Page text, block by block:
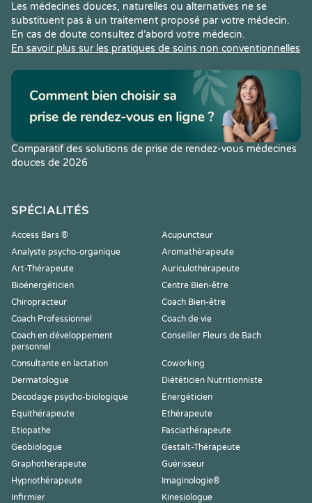
Les médecines douces, naturelles ou alternatives ne se
substituent pas à un traitement proposé par votre médecin.
En cas de doute consultez d’abord votre médecin.
En savoir plus sur les pratiques de soins non conventionnelles
Comparatif des solutions de prise de rendez-vous médecines
douces de 2026
SPÉCIALITÉS
Access Bars ®
Acupuncteur
Analyste psycho-organique
Aromathérapeute
Art-Thérapeute
Auriculothérapeute
Bioénergéticien
Centre Bien-être
Chiropracteur
Coach Bien-être
Coach Professionnel
Coach de vie
Coach en développement
personnel
Conseiller Fleurs de Bach
Consultante en lactation
Coworking
Dermatologue
Diététicien Nutritionniste
Décodage psycho-biologique
Energéticien
Equithérapeute
Ethérapeute
Etiopathe
Fasciathérapeute
Geobiologue
Gestalt-Thérapeute
Graphothérapeute
Guérisseur
Hypnothérapeute
Imaginologie®
Infirmier
Kinesiologue